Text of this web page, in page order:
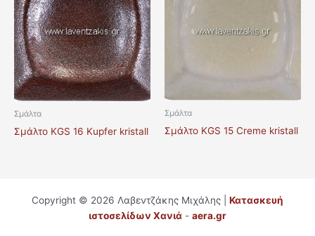
Σμάλτα
Σμάλτο KGS 16 Kupfer kristall
Σμάλτα
Σμάλτο KGS 15 Creme kristall
Copyright © 2026 Λαβεντζάκης Μιχάλης | Κατασκευή
ιστοσελίδων Χανιά - aera.gr